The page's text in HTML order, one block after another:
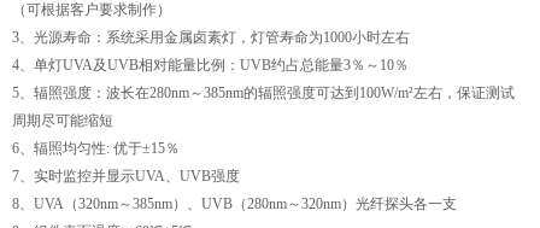
（可根据客户要求制作）
3、光源寿命：系统采用金属卤素灯，灯管寿命为1000小时左右
4、单灯UVA及UVB相对能量比例：UVB约占总能量3％～10％
5、辐照强度：波长在280nm～385nm的辐照强度可达到100W/m²左右，保证测试
周期尽可能缩短
6、辐照均匀性: 优于±15％
7、实时监控并显示UVA、UVB强度
8、UVA（320nm～385nm）、UVB（280nm～320nm）光纤探头各一支